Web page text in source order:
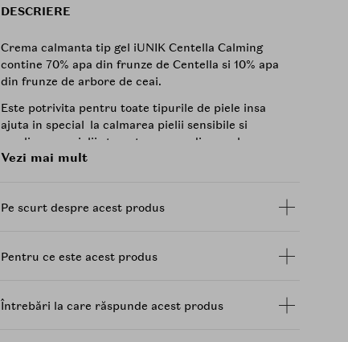
DESCRIERE
Crema calmanta tip gel iUNIK Centella Calming
contine 70% apa din frunze de Centella si 10% apa
din frunze de arbore de ceai.
Este potrivita pentru toate tipurile de piele insa
ajuta in special la calmarea pielii sensibile si
ameliorarea pielii stresate sau predispusa la acnee
fiind imbogatita si cu un complex special cu
Mod de utilizare:
adecvata pe fata si masati usor din interior spre
Vezi mai mult
Pe scurt despre acest produs
Pentru ce este acest produs
Întrebări la care răspunde acest produs